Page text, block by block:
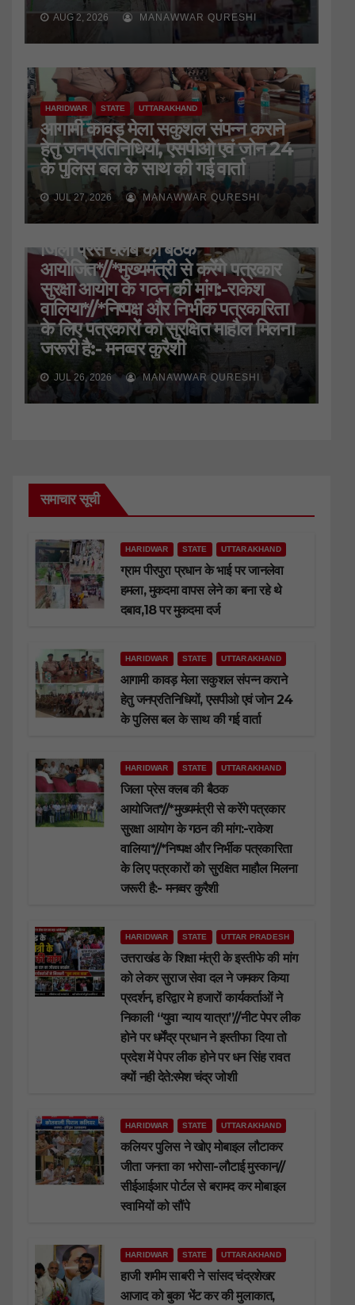
AUG 2, 2026 MANAWWAR QURESHI
HARIDWAR STATE UTTARAKHAND
आगामी कावड़ मेला सकुशल संपन्न कराने
हेतु जनप्रतिनिधियों, एसपीओ एवं जोन 24
के पुलिस बल के साथ की गई वार्ता
JUL 27, 2026 MANAWWAR QURESHI
जिला प्रेस क्लब की बैठक
आयोजित*//*मुख्यमंत्री से करेंगे पत्रकार
सुरक्षा आयोग के गठन की मांग:-राकेश
वालिया*//*निष्पक्ष और निर्भीक पत्रकारिता
के लिए पत्रकारों को सुरक्षित माहौल मिलना
जरूरी है:- मनव्वर कुरैशी
JUL 26, 2026 MANAWWAR QURESHI
समाचार सूची
HARIDWAR STATE UTTARAKHAND
ग्राम पीरपुरा प्रधान के भाई पर जानलेवा
हमला, मुकदमा वापस लेने का बना रहे थे
दबाव,18 पर मुकदमा दर्ज
HARIDWAR STATE UTTARAKHAND
आगामी कावड़ मेला सकुशल संपन्न कराने
हेतु जनप्रतिनिधियों, एसपीओ एवं जोन 24
के पुलिस बल के साथ की गई वार्ता
HARIDWAR STATE UTTARAKHAND
जिला प्रेस क्लब की बैठक
आयोजित*//*मुख्यमंत्री से करेंगे पत्रकार
सुरक्षा आयोग के गठन की मांग:-राकेश
वालिया*//*निष्पक्ष और निर्भीक पत्रकारिता
के लिए पत्रकारों को सुरक्षित माहौल मिलना
जरूरी है:- मनव्वर कुरैशी
HARIDWAR STATE UTTAR PRADESH
उत्तराखंड के शिक्षा मंत्री के इस्तीफे की मांग
को लेकर सुराज सेवा दल ने जमकर किया
प्रदर्शन, हरिद्वार मे हजारों कार्यकर्ताओं ने
निकाली “युवा न्याय यात्रा”//नीट पेपर लीक
होने पर धर्मेंद्र प्रधान ने इस्तीफा दिया तो
प्रदेश में पेपर लीक होने पर धन सिंह रावत
क्यों नही देते:रमेश चंद्र जोशी
HARIDWAR STATE UTTARAKHAND
कलियर पुलिस ने खोए मोबाइल लौटाकर
जीता जनता का भरोसा-लौटाई मुस्कान//
सीईआईआर पोर्टल से बरामद कर मोबाइल
स्वामियों को सौंपे
HARIDWAR STATE UTTARAKHAND
हाजी शमीम साबरी ने सांसद चंद्रशेखर
आजाद को बुका भेंट कर की मुलाकात,